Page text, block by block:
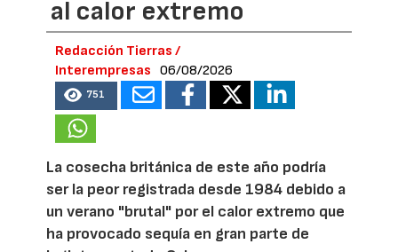
al calor extremo
Redacción Tierras /
Interempresas
06/08/2026
751
La cosecha británica de este año podría
ser la peor registrada desde 1984 debido a
un verano "brutal" por el calor extremo que
ha provocado sequía en gran parte de